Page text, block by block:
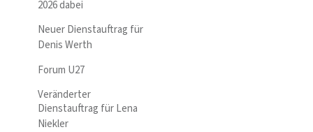
2026 dabei
Neuer Dienstauftrag für
Denis Werth
Forum U27
Veränderter
Dienstauftrag für Lena
Niekler